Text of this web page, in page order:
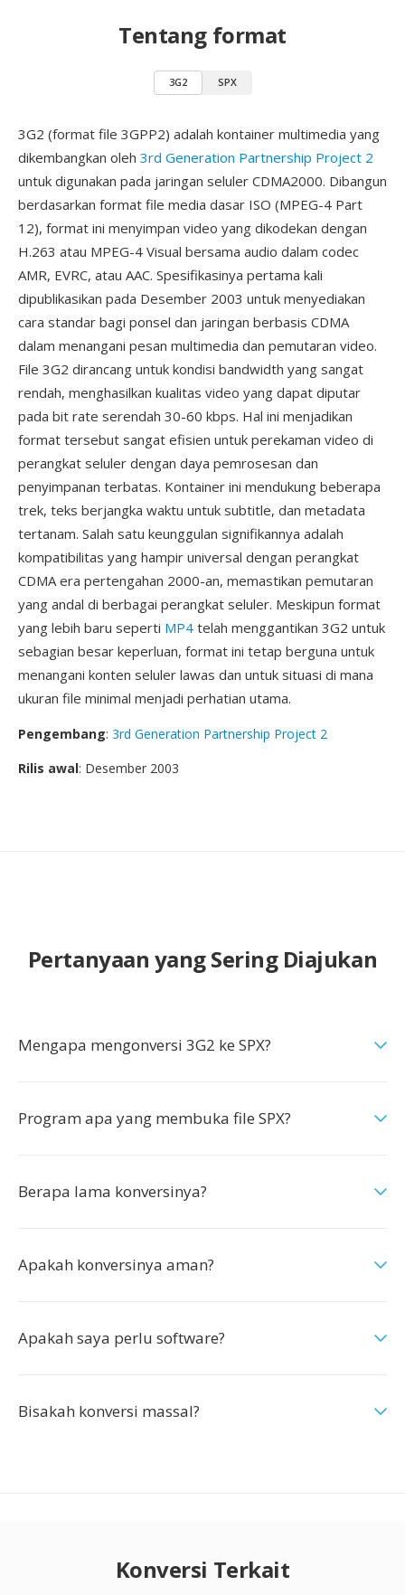
Tentang format
3G2 SPX
3G2 (format file 3GPP2) adalah kontainer multimedia yang
dikembangkan oleh 3rd Generation Partnership Project 2
untuk digunakan pada jaringan seluler CDMA2000. Dibangun
berdasarkan format file media dasar ISO (MPEG-4 Part
12), format ini menyimpan video yang dikodekan dengan
H.263 atau MPEG-4 Visual bersama audio dalam codec
AMR, EVRC, atau AAC. Spesifikasinya pertama kali
dipublikasikan pada Desember 2003 untuk menyediakan
cara standar bagi ponsel dan jaringan berbasis CDMA
dalam menangani pesan multimedia dan pemutaran video.
File 3G2 dirancang untuk kondisi bandwidth yang sangat
rendah, menghasilkan kualitas video yang dapat diputar
pada bit rate serendah 30-60 kbps. Hal ini menjadikan
format tersebut sangat efisien untuk perekaman video di
perangkat seluler dengan daya pemrosesan dan
penyimpanan terbatas. Kontainer ini mendukung beberapa
trek, teks berjangka waktu untuk subtitle, dan metadata
tertanam. Salah satu keunggulan signifikannya adalah
kompatibilitas yang hampir universal dengan perangkat
CDMA era pertengahan 2000-an, memastikan pemutaran
yang andal di berbagai perangkat seluler. Meskipun format
yang lebih baru seperti MP4 telah menggantikan 3G2 untuk
sebagian besar keperluan, format ini tetap berguna untuk
menangani konten seluler lawas dan untuk situasi di mana
ukuran file minimal menjadi perhatian utama.
Pengembang: 3rd Generation Partnership Project 2
Rilis awal: Desember 2003
Pertanyaan yang Sering Diajukan
Mengapa mengonversi 3G2 ke SPX?
Program apa yang membuka file SPX?
Berapa lama konversinya?
Apakah konversinya aman?
Apakah saya perlu software?
Bisakah konversi massal?
Konversi Terkait